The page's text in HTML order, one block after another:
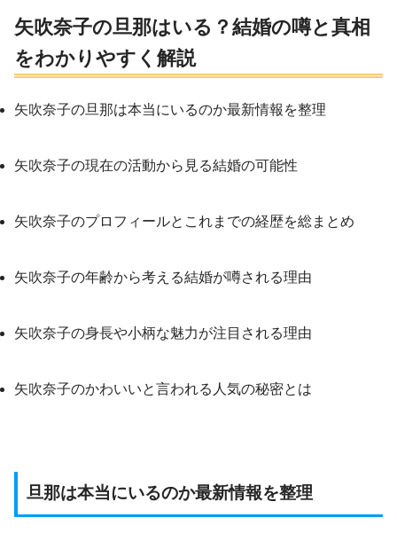
矢吹奈子の旦那はいる？結婚の噂と真相
をわかりやすく解説
矢吹奈子の旦那は本当にいるのか最新情報を整理
矢吹奈子の現在の活動から見る結婚の可能性
矢吹奈子のプロフィールとこれまでの経歴を総まとめ
矢吹奈子の年齢から考える結婚が噂される理由
矢吹奈子の身長や小柄な魅力が注目される理由
矢吹奈子のかわいいと言われる人気の秘密とは
旦那は本当にいるのか最新情報を整理